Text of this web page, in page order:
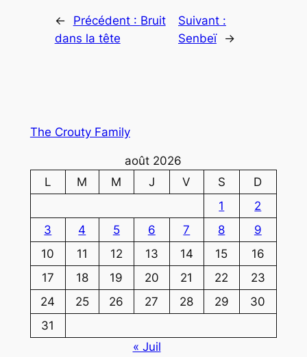
← Précédent : Bruit
dans la tête
Suivant :
Senbeï
→
The Crouty Family
août 2026
L
M M J V S
D
1
2
3
4 5 6 7 8
9
10
11 12 13 14 15
16
17
18 19 20 21 22
23
24
25 26 27 28 29
30
31
« Juil